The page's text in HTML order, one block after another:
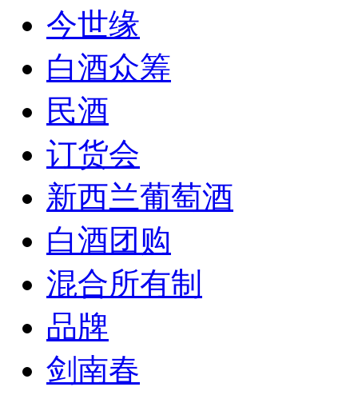
今世缘
白酒众筹
民酒
订货会
新西兰葡萄酒
白酒团购
混合所有制
品牌
剑南春